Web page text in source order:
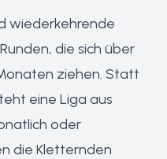
wiederkehrende
die sich über
ziehen. Statt
eine Liga aus
oder
die Kletternden